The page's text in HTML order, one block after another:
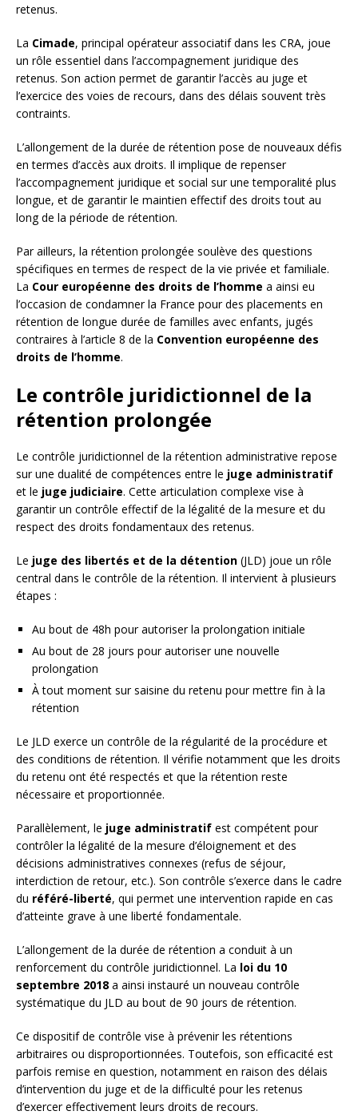
retenus.
La Cimade, principal opérateur associatif dans les CRA, joue
un rôle essentiel dans l’accompagnement juridique des
retenus. Son action permet de garantir l’accès au juge et
l’exercice des voies de recours, dans des délais souvent très
contraints.
L’allongement de la durée de rétention pose de nouveaux défis
en termes d’accès aux droits. Il implique de repenser
l’accompagnement juridique et social sur une temporalité plus
longue, et de garantir le maintien effectif des droits tout au
long de la période de rétention.
Par ailleurs, la rétention prolongée soulève des questions
spécifiques en termes de respect de la vie privée et familiale.
La Cour européenne des droits de l’homme a ainsi eu
l’occasion de condamner la France pour des placements en
rétention de longue durée de familles avec enfants, jugés
contraires à l’article 8 de la Convention européenne des
droits de l’homme.
Le contrôle juridictionnel de la
rétention prolongée
Le contrôle juridictionnel de la rétention administrative repose
sur une dualité de compétences entre le juge administratif
et le juge judiciaire. Cette articulation complexe vise à
garantir un contrôle effectif de la légalité de la mesure et du
respect des droits fondamentaux des retenus.
Le juge des libertés et de la détention (JLD) joue un rôle
central dans le contrôle de la rétention. Il intervient à plusieurs
étapes :
Au bout de 48h pour autoriser la prolongation initiale
Au bout de 28 jours pour autoriser une nouvelle
prolongation
À tout moment sur saisine du retenu pour mettre fin à la
rétention
Le JLD exerce un contrôle de la régularité de la procédure et
des conditions de rétention. Il vérifie notamment que les droits
du retenu ont été respectés et que la rétention reste
nécessaire et proportionnée.
Parallèlement, le juge administratif est compétent pour
contrôler la légalité de la mesure d’éloignement et des
décisions administratives connexes (refus de séjour,
interdiction de retour, etc.). Son contrôle s’exerce dans le cadre
du référé-liberté, qui permet une intervention rapide en cas
d’atteinte grave à une liberté fondamentale.
L’allongement de la durée de rétention a conduit à un
renforcement du contrôle juridictionnel. La loi du 10
septembre 2018 a ainsi instauré un nouveau contrôle
systématique du JLD au bout de 90 jours de rétention.
Ce dispositif de contrôle vise à prévenir les rétentions
arbitraires ou disproportionnées. Toutefois, son efficacité est
parfois remise en question, notamment en raison des délais
d’intervention du juge et de la difficulté pour les retenus
d’exercer effectivement leurs droits de recours.